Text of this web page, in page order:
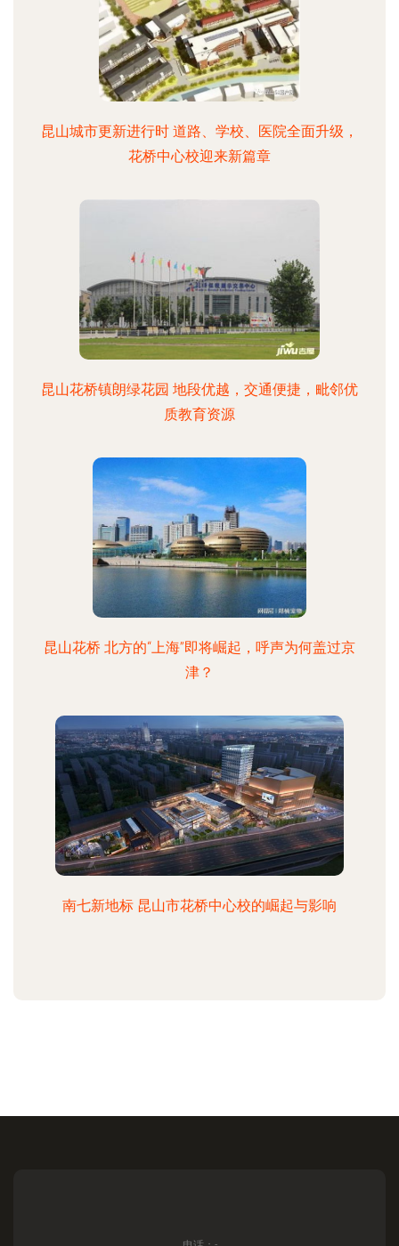
昆山城市更新进行时 道路、学校、医院全面升级，
花桥中心校迎来新篇章
昆山花桥镇朗绿花园 地段优越，交通便捷，毗邻优
质教育资源
昆山花桥 北方的“上海”即将崛起，呼声为何盖过京
津？
南七新地标 昆山市花桥中心校的崛起与影响